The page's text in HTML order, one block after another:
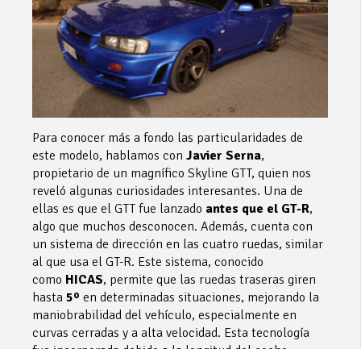
Para conocer más a fondo las particularidades de
este modelo, hablamos con Javier Serna,
propietario de un magnífico Skyline GTT, quien nos
reveló algunas curiosidades interesantes. Una de
ellas es que el GTT fue lanzado antes que el GT-R,
algo que muchos desconocen. Además, cuenta con
un sistema de dirección en las cuatro ruedas, similar
al que usa el GT-R. Este sistema, conocido
como HICAS, permite que las ruedas traseras giren
hasta 5º en determinadas situaciones, mejorando la
maniobrabilidad del vehículo, especialmente en
curvas cerradas y a alta velocidad. Esta tecnología